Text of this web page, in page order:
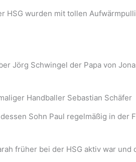
HSG wurden mit tollen
Jörg Schwingel der Papa von
Handballer Sebastian Schäfer
Sohn Paul regelmäßig in der
früher bei der HSG aktiv war